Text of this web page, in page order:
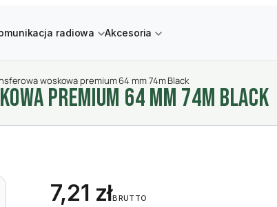
radiowa Akcesoria
woskowa premium 64 mm 74m Black
PREMIUM 64 MM 74M BLACK
7,21 złBRUTTO